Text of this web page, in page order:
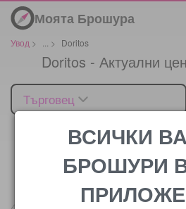
Моята Брошура
Увод > > Doritos
Doritos - Актуални
Търговец
Цената
ВСИЧКИ
БРОШУРИ